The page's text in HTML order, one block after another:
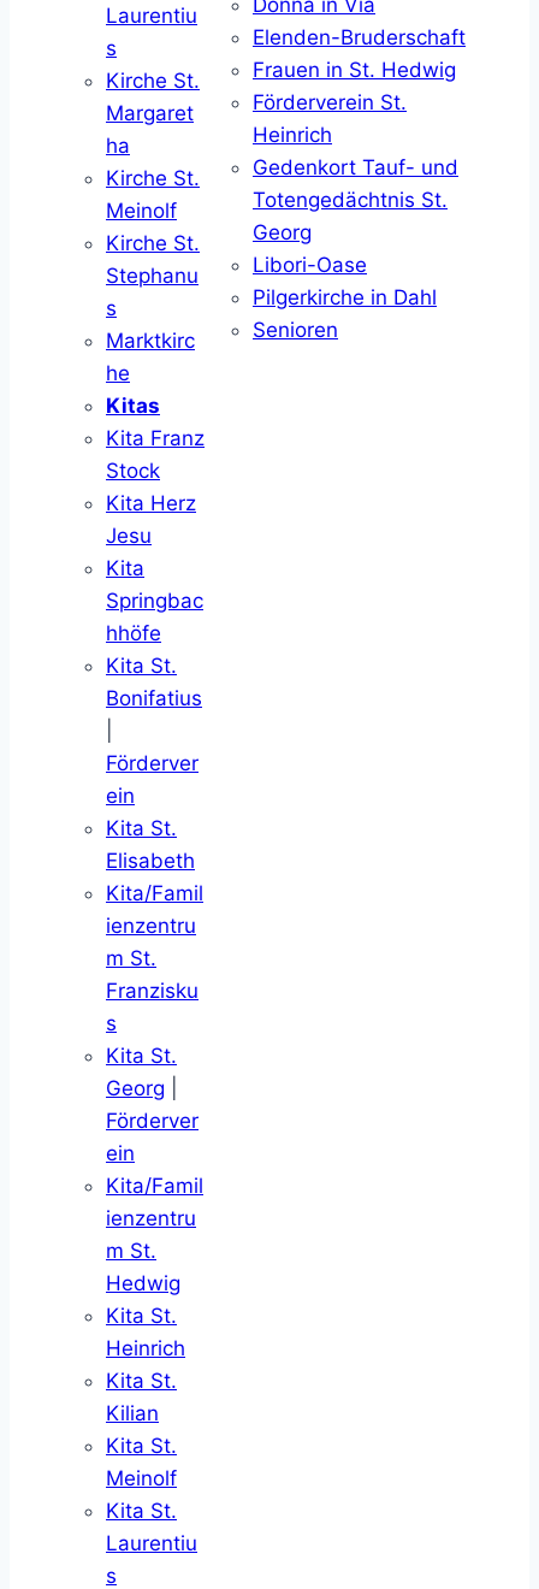
Laurentiu
s
Kirche St.
Margaret
ha
Kirche St.
Meinolf
Kirche St.
Stephanu
s
Marktkirc
he
Kitas
Kita Franz
Stock
Kita Herz
Jesu
Kita
Springbac
hhöfe
Kita St.
Bonifatius
Förderver
ein
Kita St.
Elisabeth
Kita/Famil
ienzentru
m St.
Franzisku
s
Kita St.
Georg
Förderver
ein
Kita/Famil
ienzentru
m St.
Hedwig
Kita St.
Heinrich
Kita St.
Kilian
Kita St.
Meinolf
Kita St.
Laurentiu
s
Donna in Via
Elenden-Bruderschaft
Frauen in St. Hedwig
Förderverein St.
Heinrich
Gedenkort Tauf- und
Totengedächtnis St.
Georg
Libori-Oase
Pilgerkirche in Dahl
Senioren